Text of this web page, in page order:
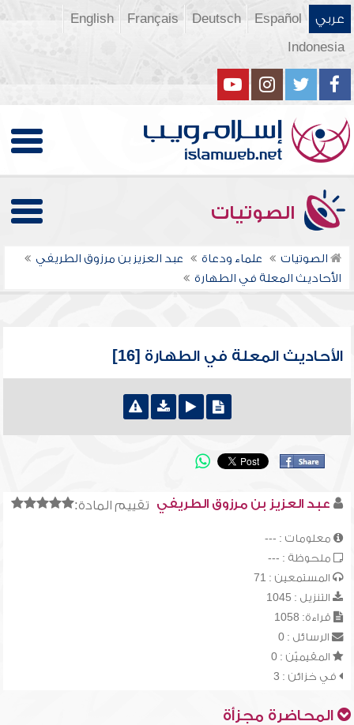
عربي Español
Deutsch
Français
English
Indonesia
الصوتيات
الصوتيات علماء ودعاة
عبد العزيز بن مرزوق الطريفي
الأحاديث المعلة في الطهارة
الأحاديث المعلة في الطهارة [16]
تقييم المادة: عبد العزيز بن مرزوق الطريفي
معلومات : ---
ملحوظة : ---
المستمعين : 71
التنزيل : 1045
قراءة: 1058
الرسائل : 0
المقيميّن : 0
في خزائن : 3
المحاضرة مجزأة